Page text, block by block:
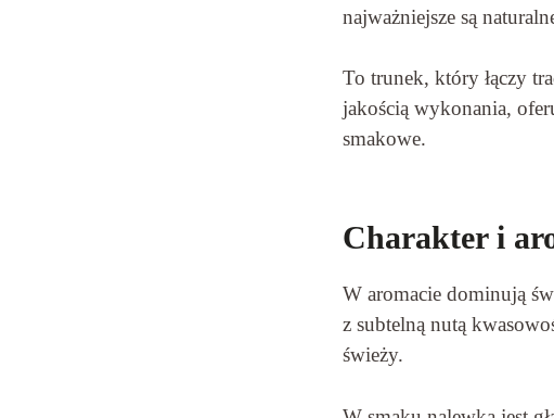
najważniejsze są
To trunek, który łączy
jakością wykonania,
smakowe.
Charakter i
W aromacie dominują
z subtelną nutą
świeży.